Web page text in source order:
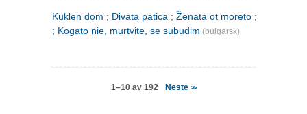
Kuklen dom ; Divata patica ; Ženata ot moreto ; Malkijat
; Kogato nie, murtvite, se subudim (bulgarsk)
1–10 av 192 Neste >>